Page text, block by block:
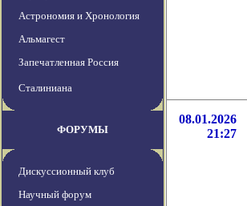
Астрономия и Хронология
Альмагест
Запечатленная Россия
Сталиниана
ФОРУМЫ
Дискуссионный клуб
Научный форум
08.01.2026
21:27